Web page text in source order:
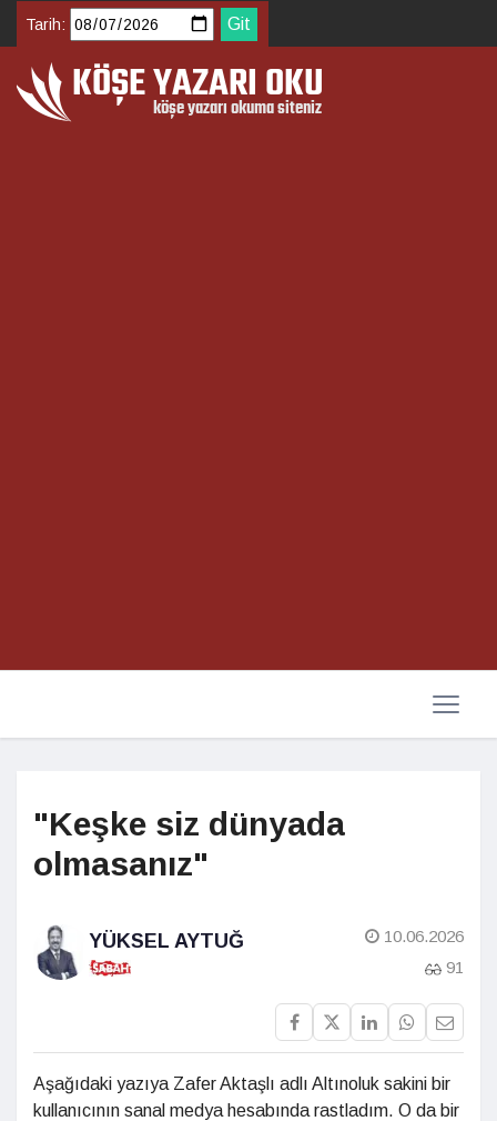
Tarih:
"Keşke siz dünyada
olmasanız"
YÜKSEL AYTUĞ
10.06.2026
91
Aşağıdaki yazıya Zafer Aktaşlı adlı Altınoluk sakini bir
kullanıcının sanal medya hesabında rastladım. O da bir